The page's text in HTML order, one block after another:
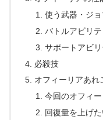
使う武器・ジ
バトルアビリテ
サポートアビリ
必殺技
オフィーリアあれ
今回のオフィ
回復量を上げ